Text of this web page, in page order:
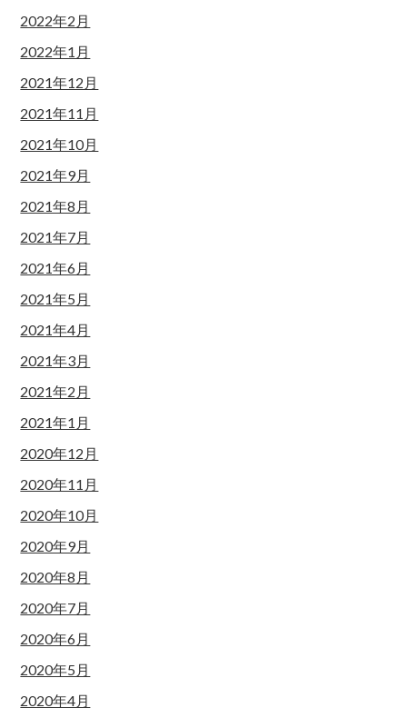
2022年2月
2022年1月
2021年12月
2021年11月
2021年10月
2021年9月
2021年8月
2021年7月
2021年6月
2021年5月
2021年4月
2021年3月
2021年2月
2021年1月
2020年12月
2020年11月
2020年10月
2020年9月
2020年8月
2020年7月
2020年6月
2020年5月
2020年4月